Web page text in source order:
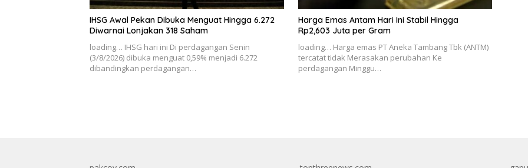
IHSG Awal Pekan Dibuka Menguat Hingga 6.272
Diwarnai Lonjakan 318 Saham
loading… IHSG hari ini Di perdagangan Senin
(3/8/2026) dibuka menguat 0,59% menjadi 6.272
dibandingkan perdagangan…
Harga Emas Antam Hari Ini Stabil Hingga
Rp2,603 Juta per Gram
loading… Harga emas PT Aneka Tambang Tbk (ANTM)
tercatat tidak Merasakan perubahan Ke
perdagangan Minggu…